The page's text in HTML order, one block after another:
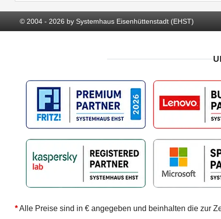
© 2004 - 2026 by Systemhaus Eisenhüttenstadt (EHST)
*Alle Preise sind in € angegeben und beinhalten die zur